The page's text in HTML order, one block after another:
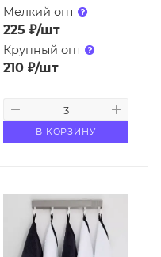
Мелкий опт
225 ₽/шт
Крупный опт
210₽/шт
В КОРЗИНУ